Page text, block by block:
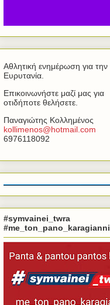
Αθλητική ενημέρωση για την
Ευρυτανία.
Επικοινωνήστε μαζί μας για
οτιδήποτε θελήσετε.
Παναγιώτης Κολλημένος
kollimenos@hotmail com
6976118092
#symvainei_twra
#me_ton_pano_karagianni